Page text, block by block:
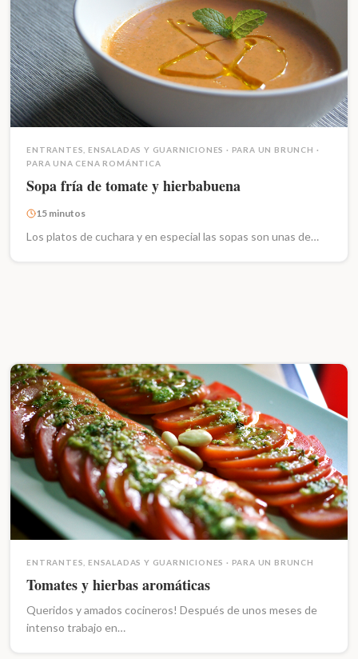
ENTRANTES, ENSALADAS Y GUARNICIONES · PARA UN BRUNCH ·
PARA UNA CENA ROMÁNTICA
Sopa fría de tomate y hierbabuena
15 minutos
Los platos de cuchara y en especial las sopas son unas de…
ENTRANTES, ENSALADAS Y GUARNICIONES · PARA UN BRUNCH
Tomates y hierbas aromáticas
Queridos y amados cocineros! Después de unos meses de
intenso trabajo en…